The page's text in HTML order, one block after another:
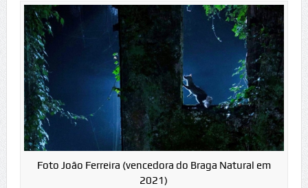
Foto João Ferreira (vencedora do Braga Natural em
2021)